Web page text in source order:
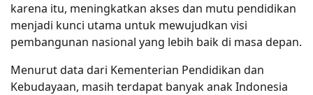
karena itu, meningkatkan akses dan mutu pendidikan
menjadi kunci utama untuk mewujudkan visi
pembangunan nasional yang lebih baik di masa depan.
Menurut data dari Kementerian Pendidikan dan
Kebudayaan, masih terdapat banyak anak Indonesia